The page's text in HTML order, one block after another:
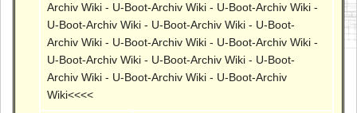
Archiv Wiki - U-Boot-Archiv Wiki - U-Boot-Archiv Wiki -
U-Boot-Archiv Wiki - U-Boot-Archiv Wiki - U-Boot-
Archiv Wiki - U-Boot-Archiv Wiki - U-Boot-Archiv Wiki -
U-Boot-Archiv Wiki - U-Boot-Archiv Wiki - U-Boot-
Archiv Wiki - U-Boot-Archiv Wiki - U-Boot-Archiv
Wiki<<<<